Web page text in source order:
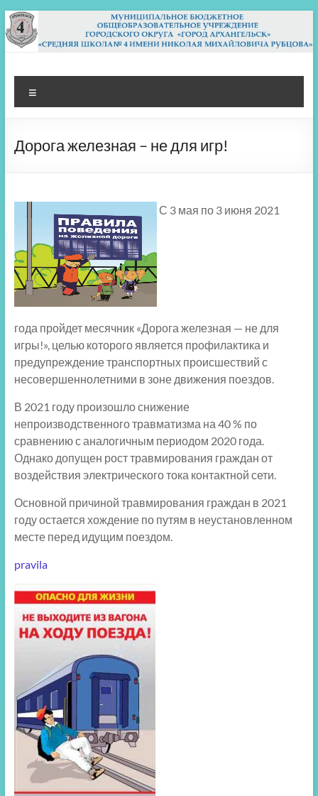
Перейти
к
содержимому
МБОУ СШ 4
Архангельск
Дорога железная – не для игр!
С 3 мая по 3 июня 2021
года пройдет месячник «Дорога железная — не для
игры!», целью которого является профилактика и
предупреждение транспортных происшествий с
несовершеннолетними в зоне движения поездов.
В 2021 году произошло снижение
непроизводственного травматизма на 40 % по
сравнению с аналогичным периодом 2020 года.
Однако допущен рост травмирования граждан от
воздействия электрического тока контактной сети.
Основной причиной травмирования граждан в 2021
году остается хождение по путям в неустановленном
месте перед идущим поездом.
pravila